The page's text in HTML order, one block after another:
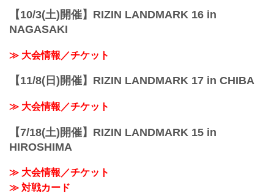
【10/3(土)開催】RIZIN LANDMARK 16 in
NAGASAKI
≫ 大会情報／チケット
【11/8(日)開催】RIZIN LANDMARK 17 in CHIBA
≫ 大会情報／チケット
【7/18(土)開催】RIZIN LANDMARK 15 in
HIROSHIMA
≫ 大会情報／チケット
≫ 対戦カード